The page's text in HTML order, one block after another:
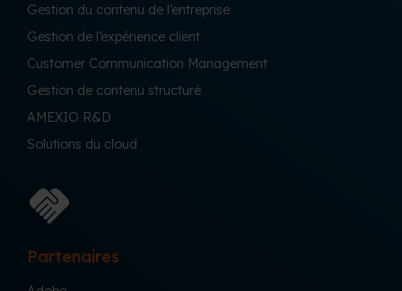
Gestion du contenu de l’entreprise
Gestion de l’expérience client
Customer Communication Management
Gestion de contenu structuré
AMEXIO R&D
Solutions du cloud
Partenaires